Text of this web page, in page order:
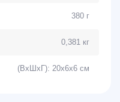
380 г
0,381 кг
(ВхШхГ): 20x6x6 см